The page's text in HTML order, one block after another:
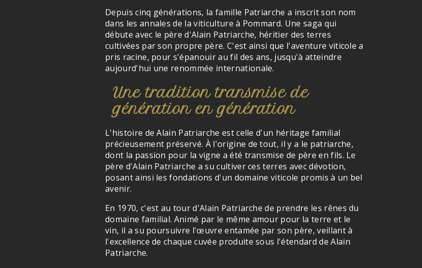
Depuis cinq générations, la famille Patriarche a inscrit son nom
dans les annales de la viticulture à Pommard. Une saga qui
débute avec le père d'Alain Patriarche, héritier des terres
cultivées par son propre père. C'est ainsi que l'aventure viticole a
pris racine, pour s'épanouir au fil des ans, jusqu'à atteindre
aujourd'hui une renommée internationale.
Une tradition transmise de
génération en génération
L'histoire de Alain Patriarche est celle d'un héritage familial
précieusement préservé. À l'origine de tout, il y a le patriarche,
dont la passion pour la vigne a été transmise de père en fils. Le
père d'Alain Patriarche a su cultiver ces terres avec dévotion,
posant ainsi les fondations d'un domaine viticole promis à un bel
avenir.
En 1970, c'est au tour d'Alain Patriarche de prendre les rênes du
domaine familial. Animé par le même amour pour la terre et le
vin, il a su poursuivre l'œuvre entamée par son père, veillant à
l'excellence de chaque cuvée produite sous l'étendard de Alain
Patriarche.